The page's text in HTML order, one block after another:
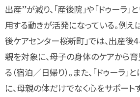
出産”が減り、「産後院」や「ドゥーラ
用する動きが活発になっている。例
後ケアセンター桜新町」では、出産
親を対象に、母子の身体のケアから
る（宿泊／日帰り）。また、「ドゥーラ
に、母親の体だけでなく心をサポート